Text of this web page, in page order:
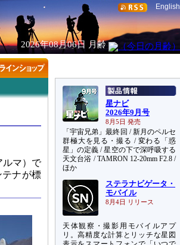
English
2026年08月06日 月齢
ルマ）で
テナが標
星ナビ
2026年9月号
8月5日 発売
「宇宙兄弟」最終回 / 新月のペルセ
群極大を見る・撮る / 変わる「惑
星」の定義 / 星空の下で深呼吸する
天文台浴 / TAMRON 12-20mm F2.8 /
ほか
ステラナビゲータ・
モバイル
8月4日 リリース
天体観察・撮影用モバイルアプ
リ。高精度な計算とリッチな星図